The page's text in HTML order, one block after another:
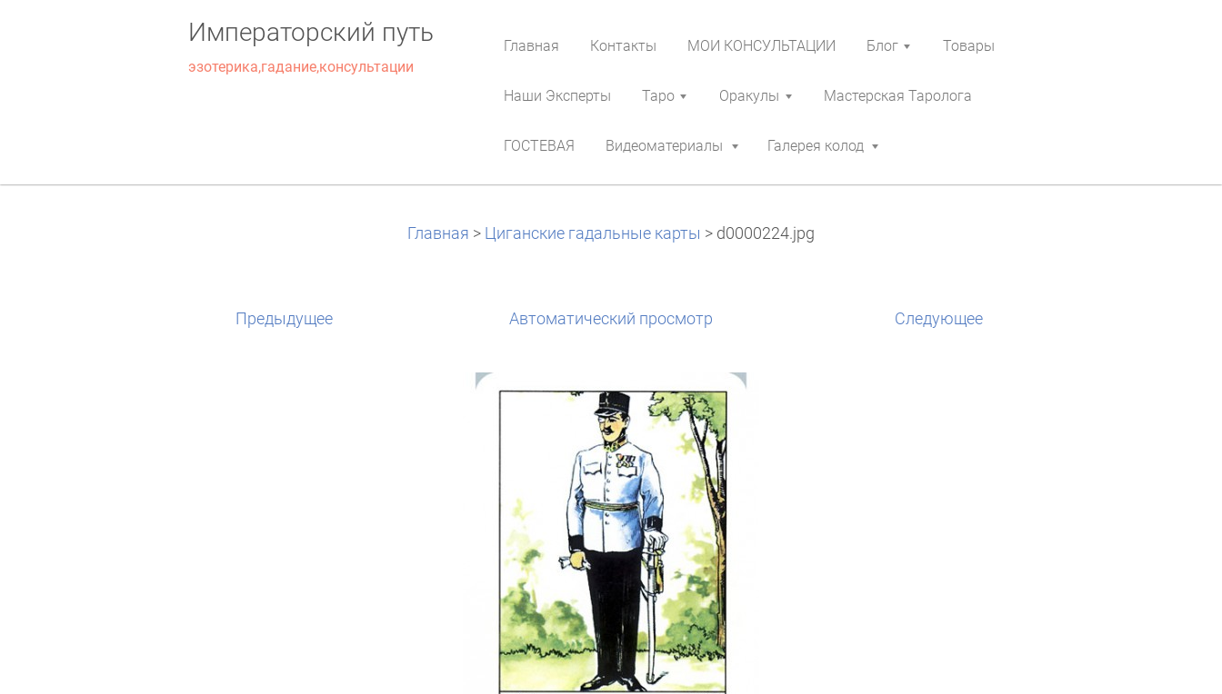
Императорский путь
эзотерика,гадание,консультации
Главная Контакты МОИ КОНСУЛЬТАЦИИ Блог Товары
Наши Эксперты Таро Оракулы Мастерская Таролога
ГОСТЕВАЯ Видеоматериалы Галерея колод
Главная > Циганские гадальные карты > d0000224.jpg
Предыдущее Aвтоматический просмотр Следующее